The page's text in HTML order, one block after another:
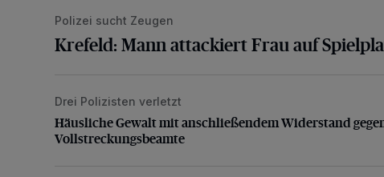
Polizei sucht Zeugen
Krefeld: Mann attackiert Frau auf
Häusliche Gewalt mit anschließendem Widerstand gegen
Drei Polizisten verletzt
Häusliche Gewalt mit anschließendem Widerstand
Vollstreckungsbeamte